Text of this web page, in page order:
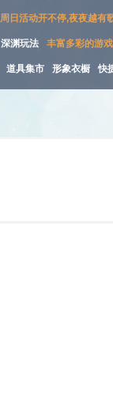
日活动开不停,夜夜越有
深渊玩法 丰富多彩的游
道具集市 形象衣橱 快